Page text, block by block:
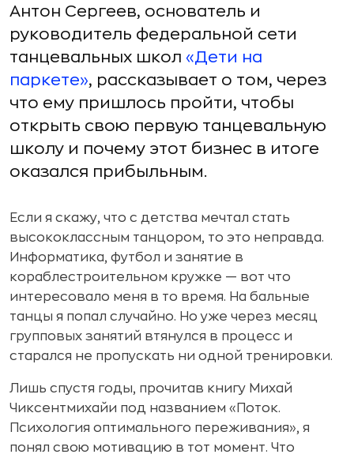
Антон Сергеев, основатель и
руководитель федеральной сети
танцевальных школ «Дети на
паркете», рассказывает о том, через
что ему пришлось пройти, чтобы
открыть свою первую танцевальную
школу и почему этот бизнес в итоге
оказался прибыльным.
Если я скажу, что с детства мечтал стать
высококлассным танцором, то это неправда.
Информатика, футбол и занятие в
кораблестроительном кружке — вот что
интересовало меня в то время. На бальные
танцы я попал случайно. Но уже через месяц
групповых занятий втянулся в процесс и
старался не пропускать ни одной тренировки.
Лишь спустя годы, прочитав книгу Михай
Чиксентмихайи под названием «Поток.
Психология оптимального переживания», я
понял свою мотивацию в тот момент. Что